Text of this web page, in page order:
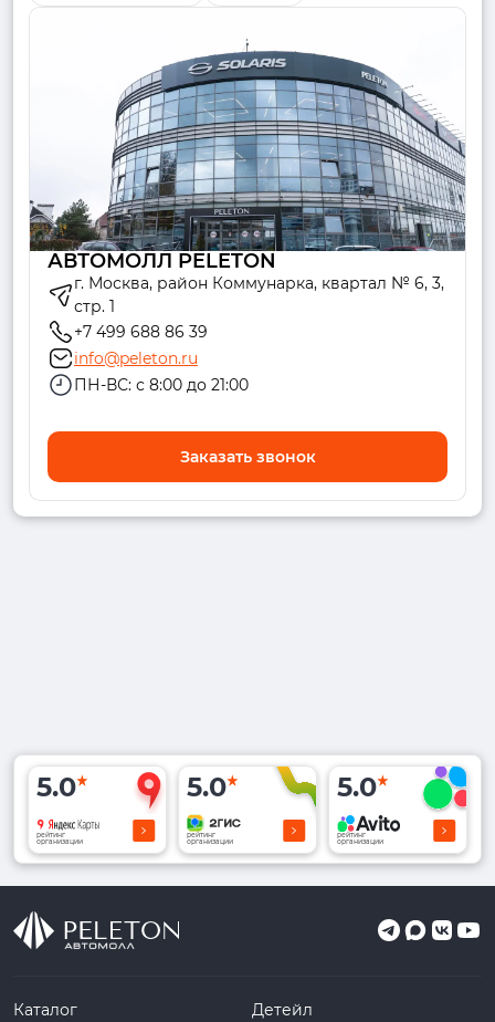
АВТОМОЛЛ PELETON
г. Москва, район Коммунарка, квартал № 6, 3,
стр. 1
+7 499 688 86 39
info@peleton.ru
ПН-ВС: с 8:00 до 21:00
Заказать звонок
5.0
рейтинг
организации
5.0
рейтинг
организации
5.0
рейтинг
организации
Каталог
Детейл